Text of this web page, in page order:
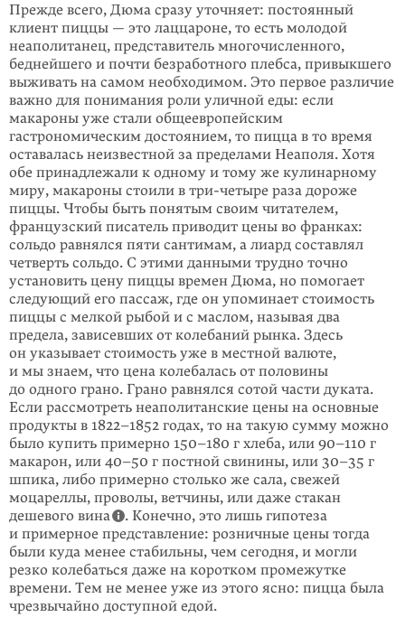
Прежде всего, Дюма сразу уточняет: постоянный
клиент пиццы — это лаццароне, то есть молодой
неаполитанец, представитель многочисленного,
беднейшего и почти безработного плебса, привыкшего
выживать на самом необходимом. Это первое различие
важно для понимания роли уличной еды: если
макароны уже стали общеевропейским
гастрономическим достоянием, то пицца в то время
оставалась неизвестной за пределами Неаполя. Хотя
обе принадлежали к одному и тому же кулинарному
миру, макароны стоили в три-четыре раза дороже
пиццы. Чтобы быть понятым своим читателем,
француз­ский писатель приводит цены во франках:
сольдо равнялся пяти сантимам, а лиард составлял
четверть сольдо. C этими данными трудно точно
установить цену пиццы времен Дюма, но помогает
следующий его пассаж, где он упо­минает стоимость
пиццы с мелкой рыбой и с маслом, называя два
предела, зависевших от колебаний рынка. Здесь
он указывает стоимость уже в местной валюте,
и мы знаем, что цена колебалась от половины
до одного грано. Грано равнялся сотой части дуката.
Если рассмотреть неаполитанские цены на основ­ные
продукты в 1822–1852 годах, то на такую сумму можно
было купить при­мерно 150–180 г хлеба, или 90–110 г
макарон, или 40–50 г постной свинины, или 30–35 г
шпика, либо примерно столько же сала, свежей
моцареллы, проволы, ветчины, или даже стакан
дешевого вина
. Конечно, это лишь гипотеза
и примерное представление: розничные цены тогда
были куда менее стабильны, чем сегодня, и могли
резко колебаться даже на коротком проме­жутке
времени. Тем не менее уже из этого ясно: пицца была
чрезвычайно доступной едой.